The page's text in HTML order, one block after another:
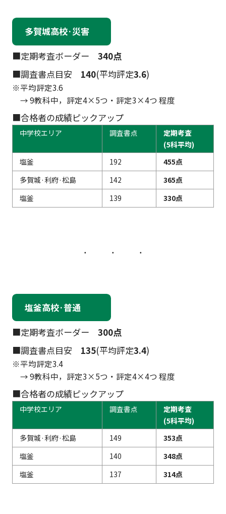
多賀城高校·災害
■定期考査ボーダー 340点
■調査書点目安 140(平均評定3.6)
※平均評定3.6
→ 9教科中，評定4×5つ・評定3×4つ 程度
■合格者の成績ピックアップ
中学校エリア 調査書点
定期考査
(5科平均)
塩釜
192
455点
多賀城·利府·松島
142
365点
塩釜
139 330点
塩釜高校·普通
■定期考査ボーダー 300点
■調査書点目安 135(平均評定3.4)
※平均評定3.4
→ 9教科中，評定3×5つ・評定4×4つ 程度
■合格者の成績ピックアップ
中学校エリア 調査書点
定期考査
(5科平均)
多賀城·利府·松島
149
353点
塩釜
140
348点
塩釜
137 314点